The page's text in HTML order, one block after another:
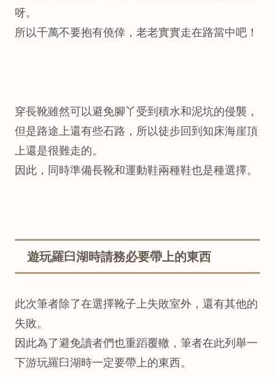
呀。
所以千萬不要抱有僥倖，老老實實走在路當中吧！
穿長靴雖然可以避免腳丫受到積水和泥坑的侵襲，
但是路途上還有些石路，所以徒步回到知床海崖頂
上還是很難走的。
因此，同時準備長靴和運動鞋兩種鞋也是種選擇。
遊玩羅臼湖時請務必要帶上的東西
此次筆者除了在選擇靴子上失敗室外，還有其他的
失敗。
因此為了避免讀者們也重蹈覆轍，筆者在此列舉一
下游玩羅臼湖時一定要帶上的東西。